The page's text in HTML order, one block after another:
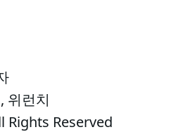
위런치
Rights Reserved